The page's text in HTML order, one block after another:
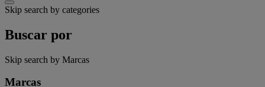
Skip search by categories
Buscar por
Skip search by Marcas
Marcas